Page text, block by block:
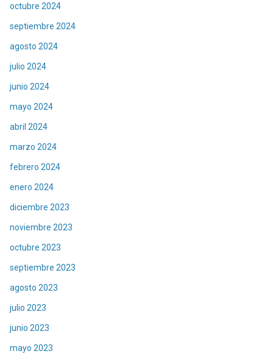
octubre 2024
septiembre 2024
agosto 2024
julio 2024
junio 2024
mayo 2024
abril 2024
marzo 2024
febrero 2024
enero 2024
diciembre 2023
noviembre 2023
octubre 2023
septiembre 2023
agosto 2023
julio 2023
junio 2023
mayo 2023